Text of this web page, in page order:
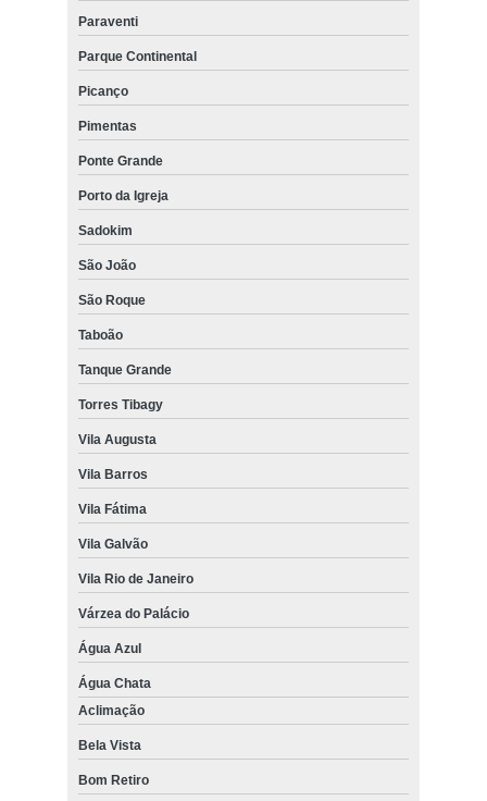
Paraventi
Parque Continental
Picanço
Pimentas
Ponte Grande
Porto da Igreja
Sadokim
São João
São Roque
Taboão
Tanque Grande
Torres Tibagy
Vila Augusta
Vila Barros
Vila Fátima
Vila Galvão
Vila Rio de Janeiro
Várzea do Palácio
Água Azul
Água Chata
Aclimação
Bela Vista
Bom Retiro